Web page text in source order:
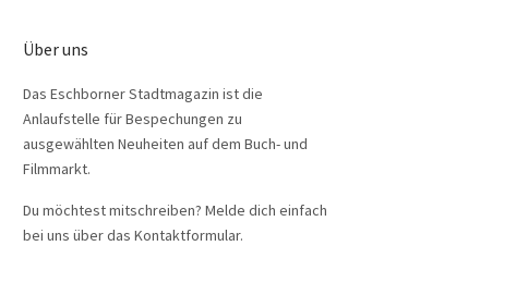
Über uns
Das Eschborner Stadtmagazin ist die
Anlaufstelle für Bespechungen zu
ausgewählten Neuheiten auf dem Buch- und
Filmmarkt.
Du möchtest mitschreiben? Melde dich einfach
bei uns über das Kontaktformular.